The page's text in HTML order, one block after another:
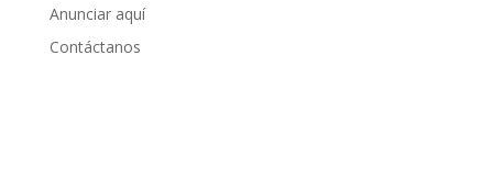
Anunciar aquí
Contáctanos